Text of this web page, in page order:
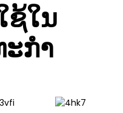
ຊ້ໃນ
ກຳ